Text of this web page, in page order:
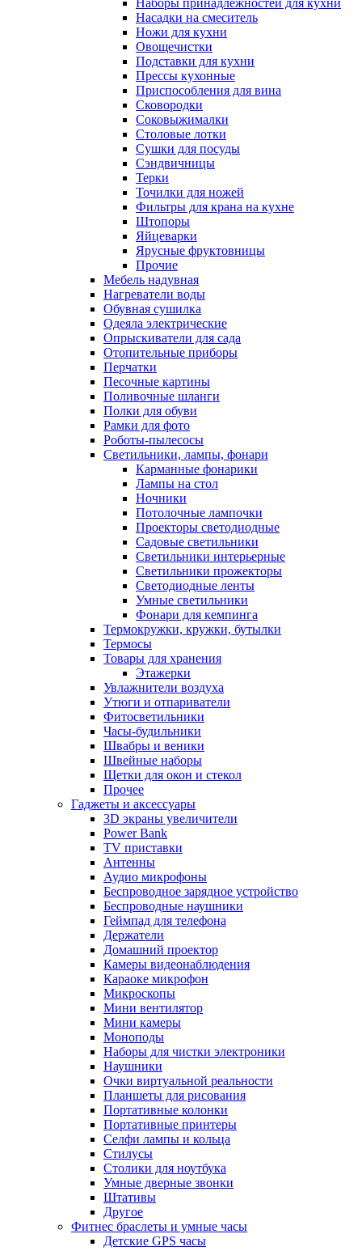
Наборы принадлежностей для кухни
Насадки на смеситель
Ножи для кухни
Овощечистки
Подставки для кухни
Прессы кухонные
Приспособления для вина
Сковородки
Соковыжималки
Столовые лотки
Сушки для посуды
Сэндвичницы
Терки
Точилки для ножей
Фильтры для крана на кухне
Штопоры
Яйцеварки
Ярусные фруктовницы
Прочие
Мебель надувная
Нагреватели воды
Обувная сушилка
Одеяла электрические
Опрыскиватели для сада
Отопительные приборы
Перчатки
Песочные картины
Поливочные шланги
Полки для обуви
Рамки для фото
Роботы-пылесосы
Светильники, лампы, фонари
Карманные фонарики
Лампы на стол
Ночники
Потолочные лампочки
Проекторы светодиодные
Садовые светильники
Светильники интерьерные
Светильники прожекторы
Светодиодные ленты
Умные светильники
Фонари для кемпинга
Термокружки, кружки, бутылки
Термосы
Товары для хранения
Этажерки
Увлажнители воздуха
Утюги и отпариватели
Фитосветильники
Часы-будильники
Швабры и веники
Швейные наборы
Щетки для окон и стекол
Прочее
Гаджеты и аксессуары
3D экраны увеличители
Power Bank
TV приставки
Антенны
Аудио микрофоны
Беспроводное зарядное устройство
Беспроводные наушники
Геймпад для телефона
Держатели
Домашний проектор
Камеры видеонаблюдения
Караоке микрофон
Микроскопы
Мини вентилятор
Мини камеры
Моноподы
Наборы для чистки электроники
Наушники
Очки виртуальной реальности
Планшеты для рисования
Портативные колонки
Портативные принтеры
Селфи лампы и кольца
Стилусы
Столики для ноутбука
Умные дверные звонки
Штативы
Другое
Фитнес браслеты и умные часы
Детские GPS часы